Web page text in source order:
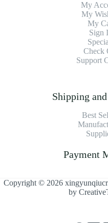
My
My
My
Sign
Check
Support
Shipping
Best
Payment
Copyright © 2026
by